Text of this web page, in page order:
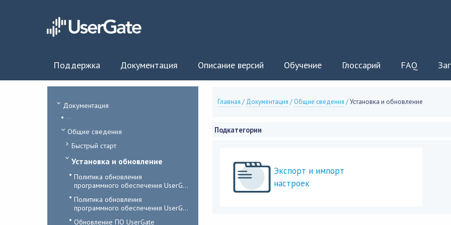
Поддержка Документация Описание версий Обучение Глоссарий FAQ
Документация
...
Общие сведения
Быстрый старт
Установка и обновление
Политика обновления
программного обеспечения UserG...
Политика обновления
программного обеспечения UserG...
Обновление ПО UserGate
Главная / Документация / Общие сведения /Установка и обновление
Подкатегории
Экспорт и импорт
настроек